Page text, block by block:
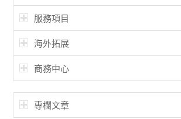
服務項目
海外拓展
商務中心
專欄文章